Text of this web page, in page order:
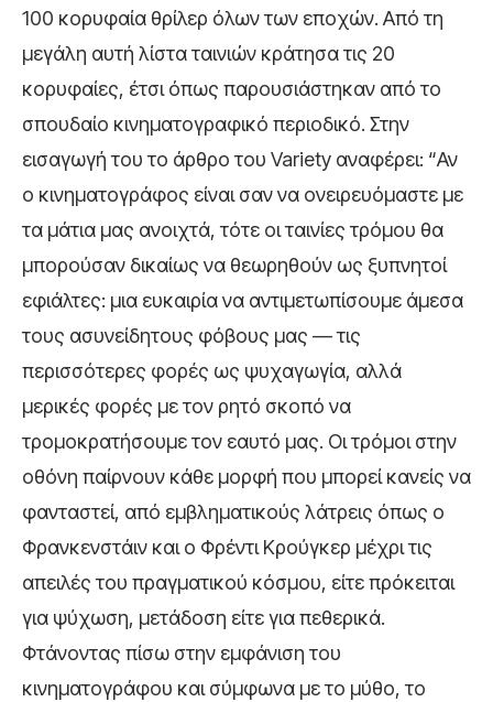
100 κορυφαία θρίλερ όλων των εποχών. Από τη
μεγάλη αυτή λίστα ταινιών κράτησα τις 20
κορυφαίες, έτσι όπως παρουσιάστηκαν από το
σπουδαίο κινηματογραφικό περιοδικό. Στην
εισαγωγή του το άρθρο του Variety αναφέρει: “Αν
ο κινηματογράφος είναι σαν να ονειρευόμαστε με
τα μάτια μας ανοιχτά, τότε οι ταινίες τρόμου θα
μπορούσαν δικαίως να θεωρηθούν ως ξυπνητοί
εφιάλτες: μια ευκαιρία να αντιμετωπίσουμε άμεσα
τους ασυνείδητους φόβους μας — τις
περισσότερες φορές ως ψυχαγωγία, αλλά
μερικές φορές με τον ρητό σκοπό να
τρομοκρατήσουμε τον εαυτό μας. Οι τρόμοι στην
οθόνη παίρνουν κάθε μορφή που μπορεί κανείς να
φανταστεί, από εμβληματικούς λάτρεις όπως ο
Φρανκενστάιν και ο Φρέντι Κρούγκερ μέχρι τις
απειλές του πραγματικού κόσμου, είτε πρόκειται
για ψύχωση, μετάδοση είτε για πεθερικά.
Φτάνοντας πίσω στην εμφάνιση του
κινηματογράφου και σύμφωνα με το μύθο, το